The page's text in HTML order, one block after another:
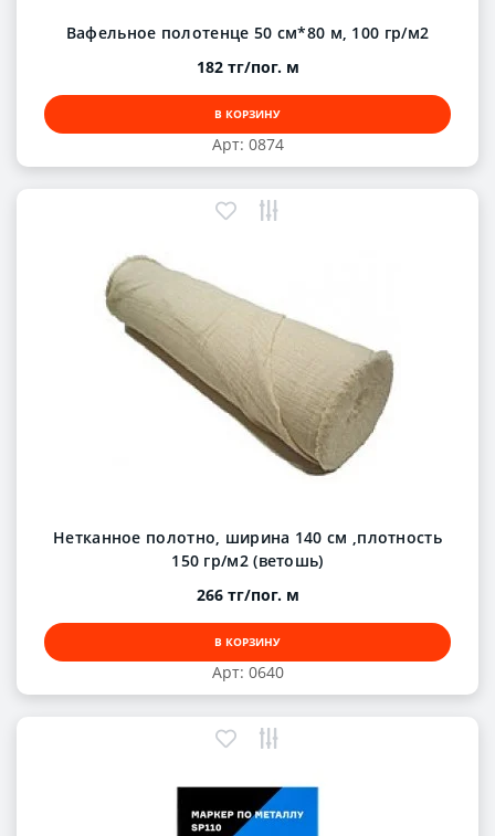
Арт: 0874
Вафельное полотенце 50 см*80 м, 100 гр/м2
182 тг/пог. м
В КОРЗИНУ
Арт: 0640
Нетканное полотно, ширина 140 см ,плотность
150 гр/м2 (ветошь)
266 тг/пог. м
В КОРЗИНУ